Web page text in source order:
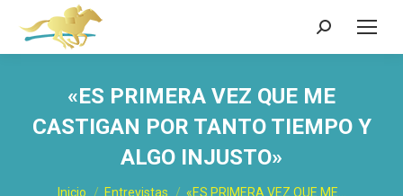
Buscar:
«ES PRIMERA VEZ QUE ME
CASTIGAN POR TANTO TIEMPO Y
ALGO INJUSTO»
Estás aquí:
Inicio Entrevistas «ES PRIMERA VEZ QUE ME…